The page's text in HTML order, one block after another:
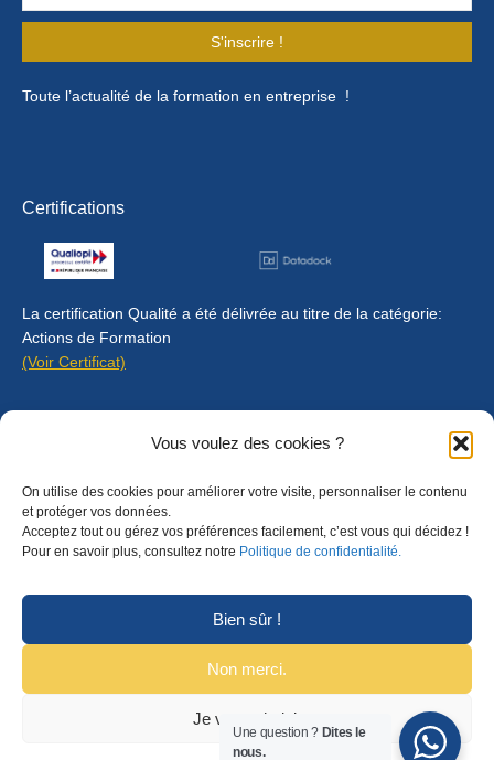
Vous voulez des cookies ?
On utilise des cookies pour améliorer votre visite, personnaliser le contenu
et protéger vos données.
Acceptez tout ou gérez vos préférences facilement, c’est vous qui décidez !
Pour en savoir plus, consultez notre Politique de confidentialité.
Bien sûr !
Non merci.
Je veux choisir
S'inscrire !
Toute l’actualité de la formation en entreprise !
Certifications
La certification Qualité a été délivrée au titre de la catégorie:
Actions de Formation
(Voir Certificat)
Règlement intérieur
CGU
CGV
© Copyright 2025 Formalyon Conseil. Tous droits réservés.
Une question ? Dites le
nous.